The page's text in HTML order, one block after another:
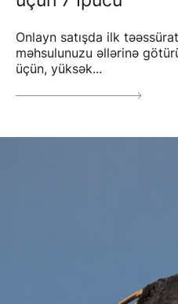
Onlayn satışda ilk
məhsulunuzu əllərinə
üçün, yüksək...